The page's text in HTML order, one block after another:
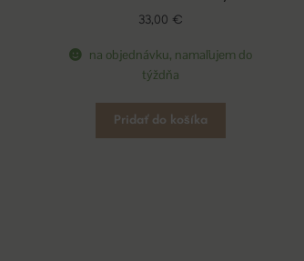
33,00 €
na objednávku, namaľujem do
týždňa
Pridať do košíka